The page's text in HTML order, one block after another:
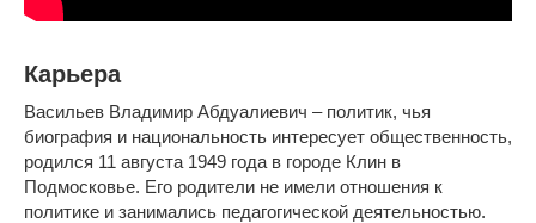
Карьера
Васильев Владимир Абдуалиевич – политик, чья
биография и национальность интересует общественность,
родился 11 августа 1949 года в городе Клин в
Подмосковье. Его родители не имели отношения к
политике и занимались педагогической деятельностью.